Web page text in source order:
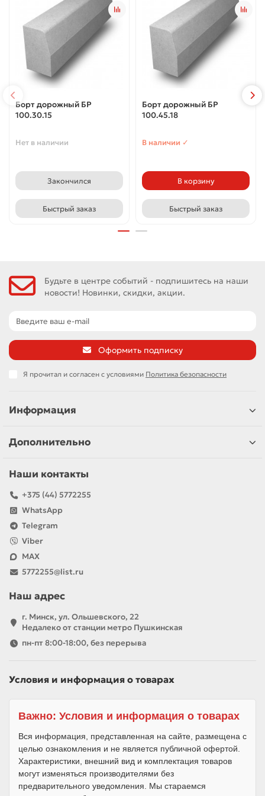
Борт дорожный БР
100.30.15
Нет в наличии
Закончился
Быстрый заказ
Борт дорожный БР
100.45.18
В наличии ✓
В корзину
Быстрый заказ
Будьте в центре событий - подпишитесь на наши
новости! Новинки, скидки, акции.
Оформить подписку
Я прочитал и согласен с условиями Политика безопасности
Информация
Дополнительно
Наши контакты
+375 (44) 5772255
WhatsApp
Telegram
Viber
MAX
5772255@list.ru
Наш адрес
г. Минск, ул. Ольшевского, 22
Недалеко от станции метро Пушкинская
пн-пт 8:00-18:00, без перерыва
Условия и информация о товарах
Важно: Условия и информация о товарах
Вся информация, представленная на сайте, размещена с
целью ознакомления и не является публичной офертой.
Характеристики, внешний вид и комплектация товаров
могут изменяться производителями без
предварительного уведомления. Мы стараемся